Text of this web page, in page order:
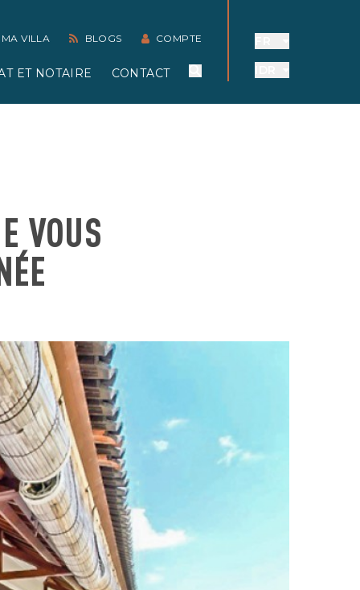
VILLA BLOGS COMPTE
ET NOTAIRE CONTACT
VOUS